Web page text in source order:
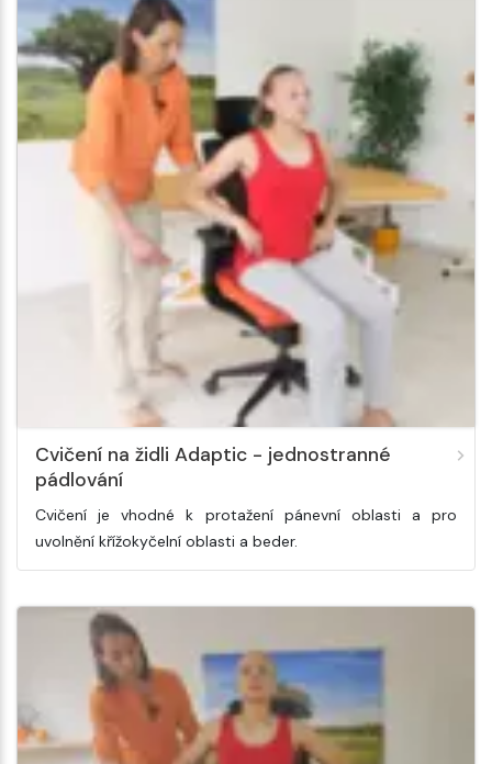
Cvičení na židli Adaptic - jednostranné
pádlování
Cvičení je vhodné k protažení pánevní oblasti a pro
uvolnění křížokyčelní oblasti a beder.